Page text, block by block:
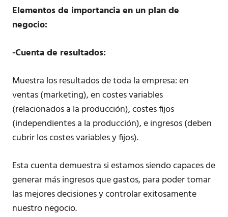
Elementos de importancia en un plan de
negocio:
-Cuenta de resultados:
Muestra los resultados de toda la empresa: en
ventas (marketing), en costes variables
(relacionados a la producción), costes fijos
(independientes a la producción), e ingresos (deben
cubrir los costes variables y fijos).
Esta cuenta demuestra si estamos siendo capaces de
generar más ingresos que gastos, para poder tomar
las mejores decisiones y controlar exitosamente
nuestro negocio.